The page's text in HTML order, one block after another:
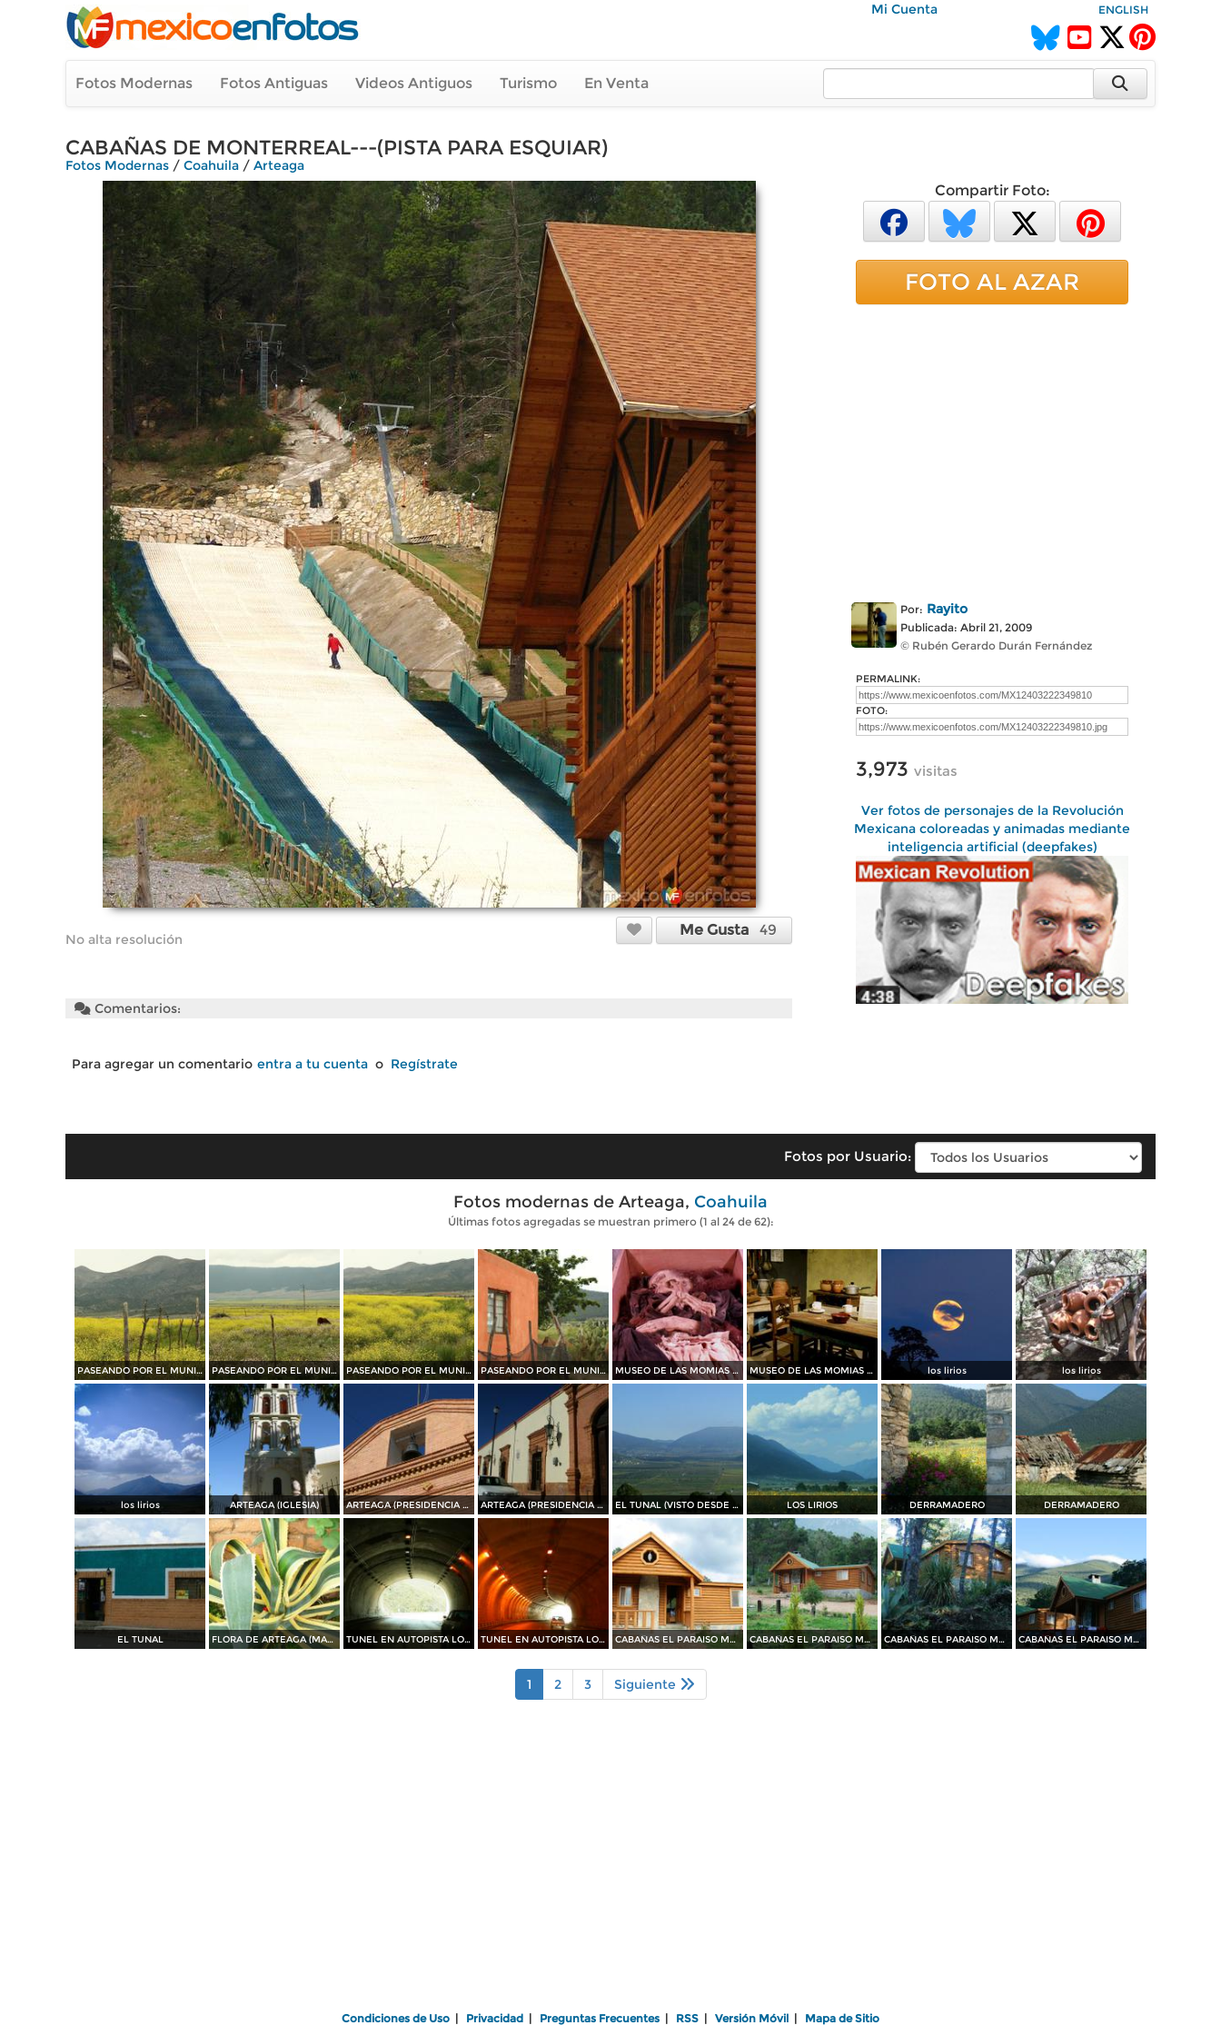
Mi Cuenta ENGLISH
Fotos Modernas Fotos Antiguas Videos Antiguos Turismo En Venta
CABAÑAS DE MONTERREAL---(PISTA PARA ESQUIAR)
Fotos Modernas / Coahuila / Arteaga
No alta resolución
Me Gusta 49
Comentarios:
Para agregar un comentario entra a tu cuenta o Regístrate
Compartir Foto:
FOTO AL AZAR
Por: Rayito
Publicada: Abril 21, 2009
© Rubén Gerardo Durán Fernández
PERMALINK:
FOTO:
3,973 visitas
Ver fotos de personajes de la Revolución
Mexicana coloreadas y animadas mediante
inteligencia artificial (deepfakes)
Fotos por Usuario:
Fotos modernas de Arteaga, Coahuila
Últimas fotos agregadas se muestran primero (1 al 24 de 62):
PASEANDO POR EL MUNICIPIO DE ARTEAGA......2015 PASEANDO POR EL MUNICIPIO DE ARTEAGA.......2015 PASEANDO POR EL MUNICIPIO DE ARTEAGA.......2015 PASEANDO POR EL MUNICIPIO DE ARTEAGA.......2015 MUSEO DE LAS MOMIAS DE SAN ANTONIO DE LAS ALAZANAS MUSEO DE LAS MOMIAS DE SAN ANTONIO DE LAS ALAZANAS los lirios los lirios
los lirios ARTEAGA (IGLESIA) ARTEAGA (PRESIDENCIA MUNICIPAL) ARTEAGA (PRESIDENCIA MUNICIPAL) EL TUNAL (VISTO DESDE EL PUERTO DE JAME) LOS LIRIOS DERRAMADERO DERRAMADERO
EL TUNAL FLORA DE ARTEAGA (MAGUEY) TUNEL EN AUTOPISTA LOS CHORROS TUNEL EN AUTOPISTA LOS CHORROS CABAÑAS EL PARAISO MAGISTERIAL CABAÑAS EL PARAISO MAGISTERIAL CABAÑAS EL PARAISO MAGISTERIAL CABAÑAS EL PARAISO MAGISTERIAL
1 2 3 Siguiente
Condiciones de Uso Privacidad Preguntas Frecuentes RSS Versión Móvil Mapa de Sitio